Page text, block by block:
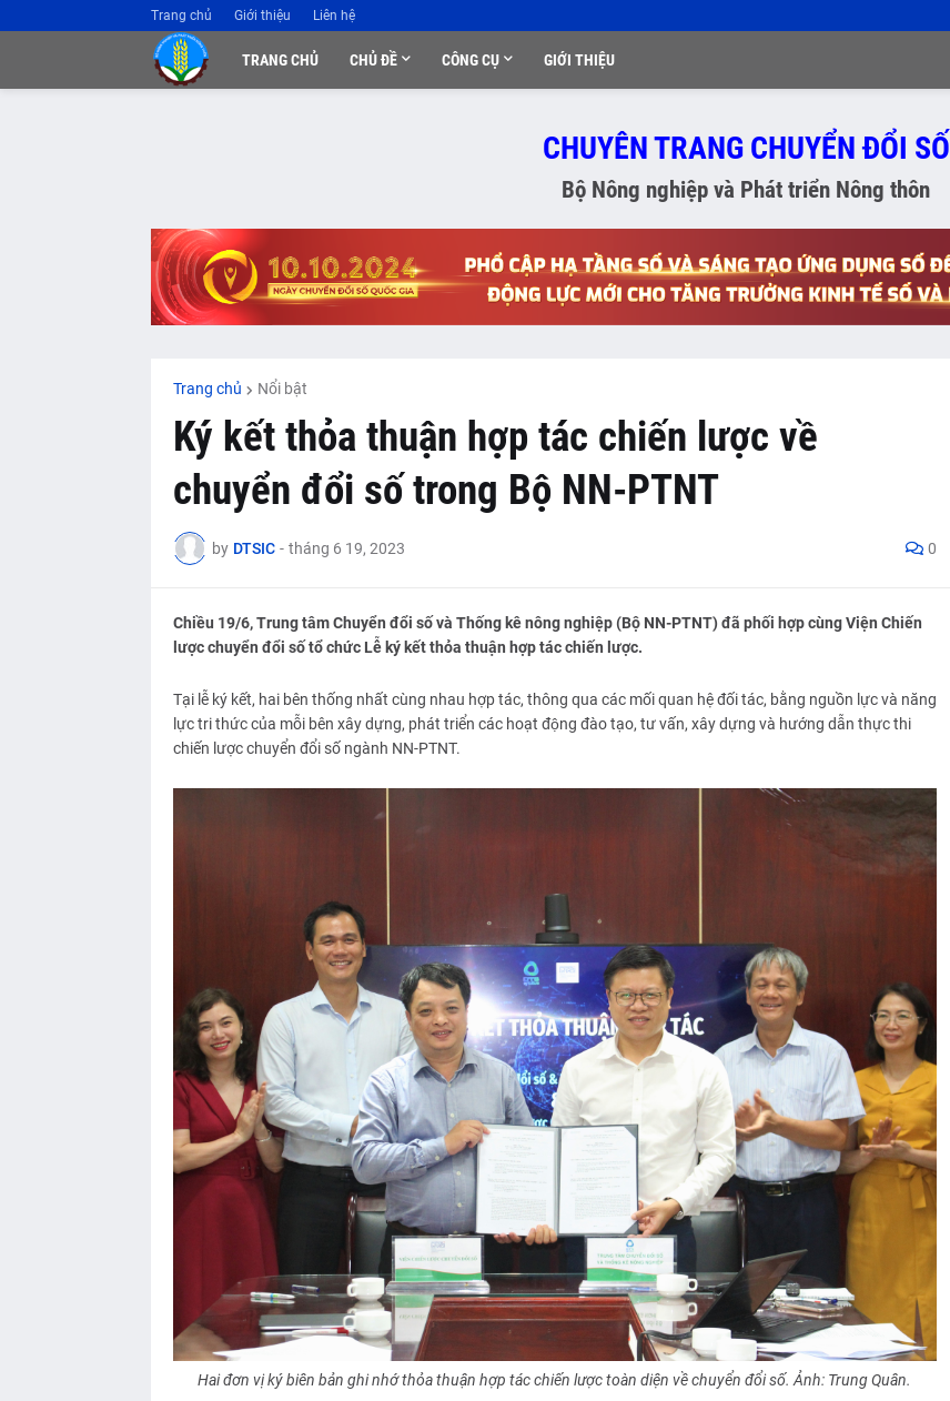
Trang chủ Giới thiệu Liên hệ
TRANG CHỦ CHỦ ĐỀ CÔNG CỤ GIỚI THIỆU
CHUYÊN TRANG CHUYỂN ĐỔI SỐ
Bộ Nông nghiệp và Phát triển Nông thôn
Trang chủ Nổi bật
Ký kết thỏa thuận hợp tác chiến lược về
chuyển đổi số trong Bộ NN-PTNT
by DTSIC - tháng 6 19, 2023 0
Chiều 19/6, Trung tâm Chuyển đổi số và Thống kê nông nghiệp (Bộ NN-PTNT) đã phối hợp cùng Viện Chiến
lược chuyển đổi số tổ chức Lễ ký kết thỏa thuận hợp tác chiến lược.
Tại lễ ký kết, hai bên thống nhất cùng nhau hợp tác, thông qua các mối quan hệ đối tác, bằng nguồn lực và năng
lực tri thức của mỗi bên xây dựng, phát triển các hoạt động đào tạo, tư vấn, xây dựng và hướng dẫn thực thi
chiến lược chuyển đổi số ngành NN-PTNT.
Hai đơn vị ký biên bản ghi nhớ thỏa thuận hợp tác chiến lược toàn diện về chuyển đổi số. Ảnh: Trung Quân.